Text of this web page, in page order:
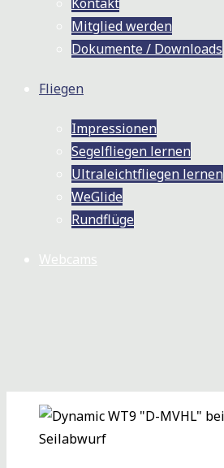
Mitglied werden
Dokumente / Downloads
Fliegen
Impressionen
Segelfliegen lernen
Ultraleichtfliegen lernen
WeGlide
Rundflüge
Webcams